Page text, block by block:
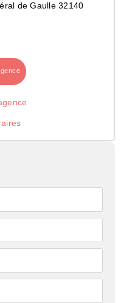
de Gaulle 32140